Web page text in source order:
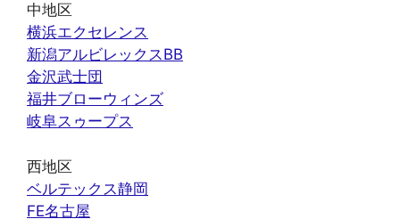
中地区
横浜エクセレンス
新潟アルビレックスBB
金沢武士団
福井ブローウィンズ
岐阜スゥープス
西地区
ベルテックス静岡
FE名古屋